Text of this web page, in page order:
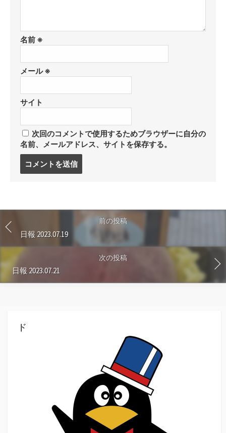
名前 ※
メール※
サイト
次回のコメントで使用するためブラウザーに自分の
名前、メールアドレス、サイトを保存する。
る
前の投稿
日報 2023.07.19
次の投稿
日報 2023.07.21
ド